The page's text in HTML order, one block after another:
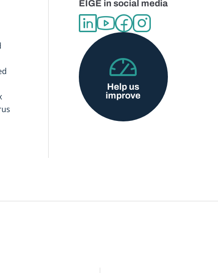
EIGE in social media
Help us
improve